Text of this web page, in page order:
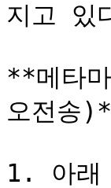
지고 있
**메타
오전송
1. 아래